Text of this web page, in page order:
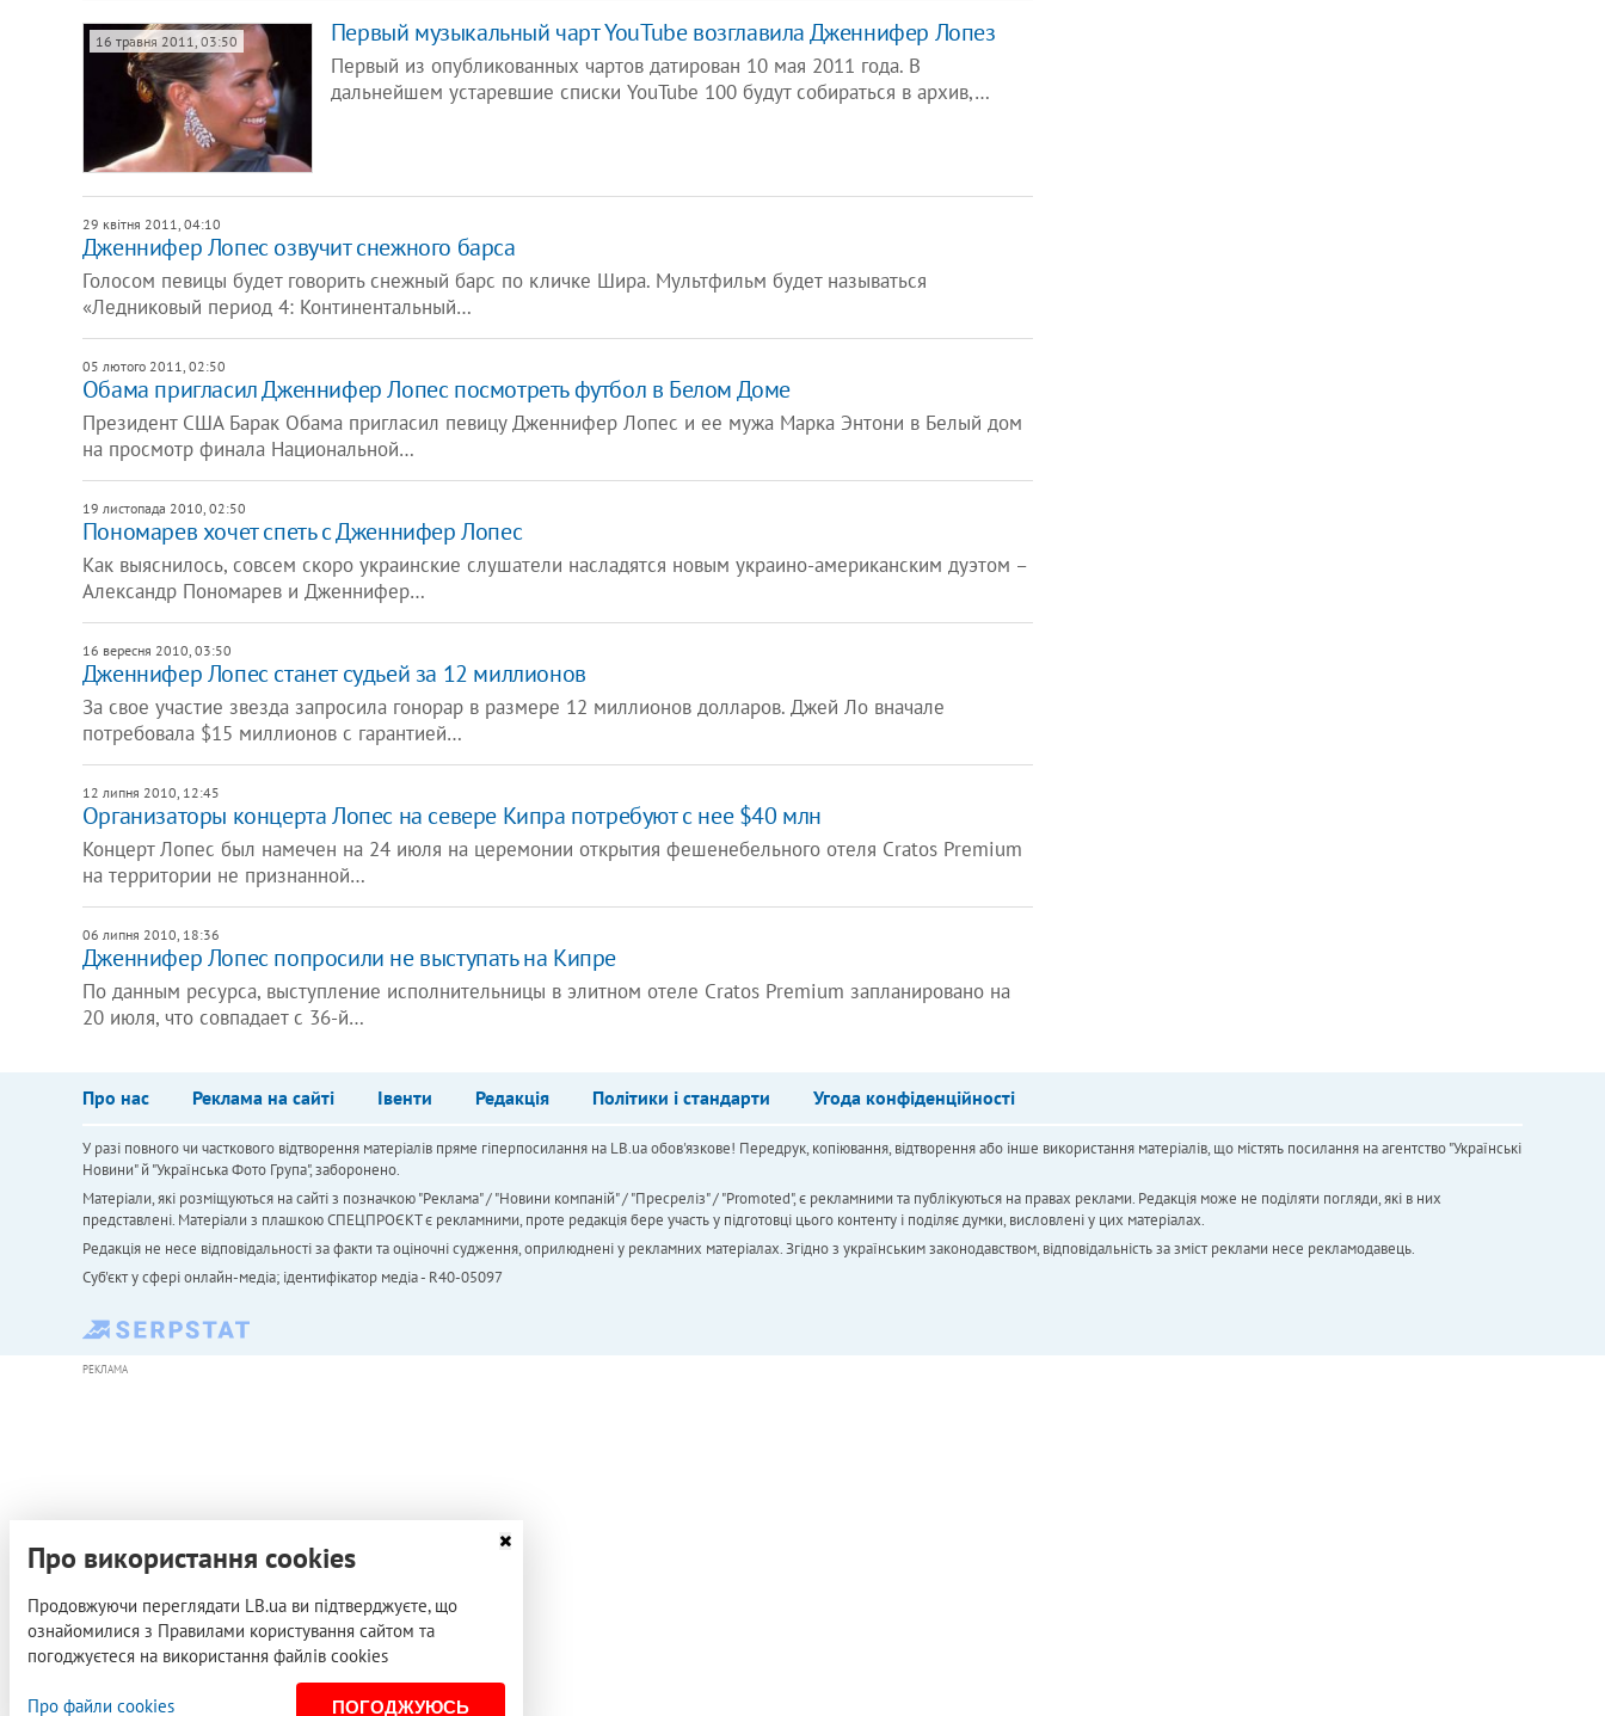
16 травня 2011, 03:50 Первый музыкальный чарт YouTube возглавила Дженнифер Лопез
Первый из опубликованных чартов датирован 10 мая 2011 года. В
дальнейшем устаревшие списки YouTube 100 будут собираться в архив,…
29 квітня 2011, 04:10
Дженнифер Лопес озвучит снежного барса
Голосом певицы будет говорить снежный барс по кличке Шира. Мультфильм будет называться
«Ледниковый период 4: Континентальный…
05 лютого 2011, 02:50
Обама пригласил Дженнифер Лопес посмотреть футбол в Белом Доме
Президент США Барак Обама пригласил певицу Дженнифер Лопес и ее мужа Марка Энтони в Белый дом
на просмотр финала Национальной…
19 листопада 2010, 02:50
Пономарев хочет спеть с Дженнифер Лопес
Как выяснилось, совсем скоро украинские слушатели насладятся новым украино-американским дуэтом –
Александр Пономарев и Дженнифер…
16 вересня 2010, 03:50
Дженнифер Лопес станет судьей за 12 миллионов
За свое участие звезда запросила гонорар в размере 12 миллионов долларов. Джей Ло вначале
потребовала $15 миллионов с гарантией…
12 липня 2010, 12:45
Организаторы концерта Лопес на севере Кипра потребуют с нее $40 млн
Концерт Лопес был намечен на 24 июля на церемонии открытия фешенебельного отеля Cratos Premium
на территории не признанной…
06 липня 2010, 18:36
Дженнифер Лопес попросили не выступать на Кипре
По данным ресурса, выступление исполнительницы в элитном отеле Cratos Premium запланировано на
20 июля, что совпадает с 36-й…
Про нас Реклама на сайті Івенти Редакція Політики і стандарти Угода конфіденційності
У разі повного чи часткового відтворення матеріалів пряме гіперпосилання на LB.ua обов'язкове! Передрук, копіювання, відтворення або інше використання матеріалів, що містять посилання на агентство "Українськi
Новини" й "Українська Фото Група", заборонено.
Матеріали, які розміщуються на сайті з позначкою "Реклама" / "Новини компаній" / "Пресреліз" / "Promoted", є рекламними та публікуються на правах реклами. Редакція може не поділяти погляди, які в них
представлені. Матеріали з плашкою СПЕЦПРОЄКТ є рекламними, проте редакція бере участь у підготовці цього контенту і поділяє думки, висловлені у цих матеріалах.
Редакція не несе відповідальності за факти та оціночні судження, оприлюднені у рекламних матеріалах. Згідно з українським законодавством, відповідальність за зміст реклами несе рекламодавець.
Cуб'єкт у сфері онлайн-медіа; ідентифікатор медіа - R40-05097
РЕКЛАМА
Про використання cookies
Продовжуючи переглядати LB.ua ви підтверджуєте, що
ознайомилися з Правилами користування сайтом та
погоджуєтеся на використання файлів cookies
Про файли cookies ПОГОДЖУЮСЬ